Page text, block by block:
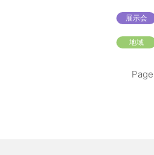
展示会
地域
Page